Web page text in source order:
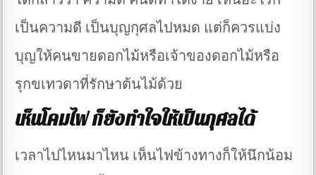
เป็นความดี เป็นบุญกุศลไปหมด แต่ก็ควรแบ่ง
บุญให้คนขายดอกไม้หรือเจ้าของดอกไม้หรือ
รุกขเทวดาที่รักษาต้นไม้ด้วย
เห็นโคมไฟ ก็ยังทำใจให้เป็นกุศลได้
เวลาไปไหนมาไหน เห็นไฟข้างทางก็ให้นึกน้อม